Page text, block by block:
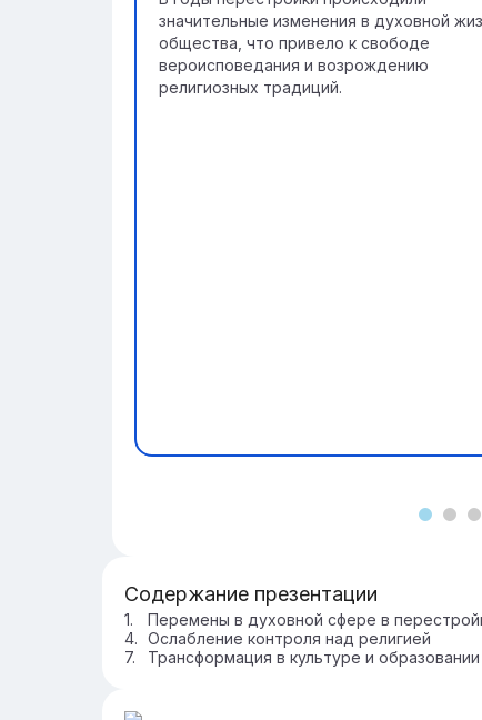
значительные изменения в духовной
общества, что привело к свободе
вероисповедания и возрождению
религиозных традиций.
Содержание презентации
Перемены в духовной сфере в
Ослабление контроля над религией
Трансформация в культуре и образовании